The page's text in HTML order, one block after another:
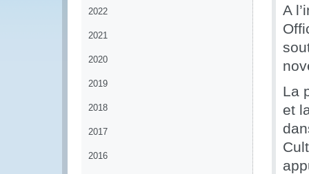
2022
2021
2020
2019
2018
2017
2016
A
La
et